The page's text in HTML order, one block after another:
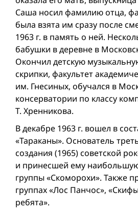
Саша носил фамилию отца,
была взята им сразу после
1963 г. в память о ней.
бабушки в деревне в
Окончил детскую
скрипки, факультет
им. Гнесиных, обучался в
консерватории по классу
Т. Хренникова.
В декабре 1963 г. вошел в
«Тараканы». Основатель
создания (1965) советской
и принесшей ему
группы «Скоморохи». Также
группах «Лос Панчос»,
ребята».